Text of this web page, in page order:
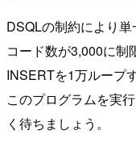
DSQLの制約により
コード数が3,000に制
INSERTを1万ループ
このプログラムを実
く待ちましょう。